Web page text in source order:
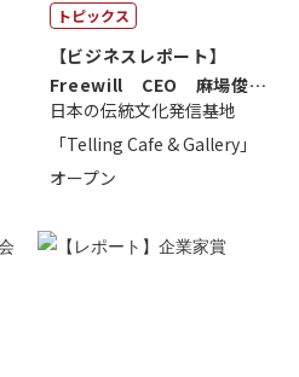
トピックス
【ビジネスレポート】
Freewill CEO 麻場俊行
氏
日本の伝統文化発信基地
「Telling Cafe & Gallery」
オープン